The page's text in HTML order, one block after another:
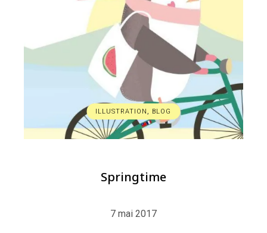
ILLUSTRATION, BLOG
Springtime
7 mai 2017